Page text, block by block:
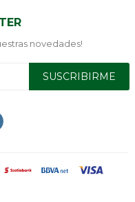
novedades!
SUSCRIBIRME